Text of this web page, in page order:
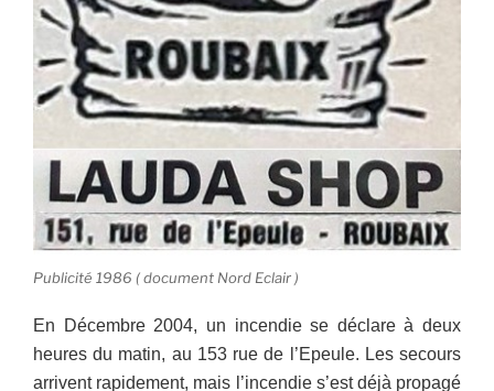
Publicité 1986 ( document Nord Eclair )
En Décembre 2004, un incendie se déclare à deux
heures du matin, au 153 rue de l’Epeule. Les secours
arrivent rapidement, mais l’incendie s’est déjà propagé